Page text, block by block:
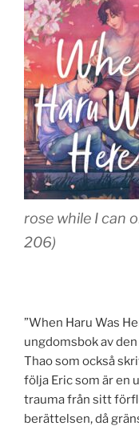
rose while I can
206)
”When Haru Was
ungdomsbok av
Thao som också
följa Eric som är en
trauma från sitt
berättelsen, då